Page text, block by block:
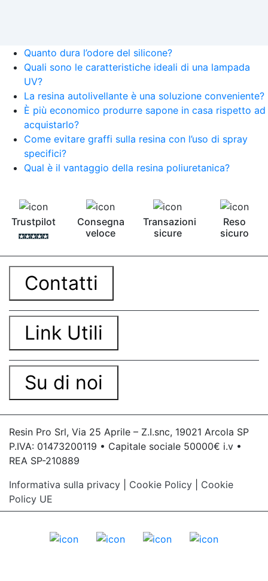
Quanto dura l’odore del silicone?
Quali sono le caratteristiche ideali di una lampada
UV?
La resina autolivellante è una soluzione conveniente?
È più economico produrre sapone in casa rispetto ad
acquistarlo?
Come evitare graffi sulla resina con l’uso di spray
specifici?
Qual è il vantaggio della resina poliuretanica?
Trustpilot
Consegna
veloce
Transazioni
sicure
Reso
sicuro
Contatti
Link Utili
Su di noi
Resin Pro Srl, Via 25 Aprile – Z.I.snc, 19021 Arcola SP
P.IVA: 01473200119 • Capitale sociale 50000€ i.v •
REA SP-210889
Informativa sulla privacy
Cookie Policy
Cookie
Policy UE